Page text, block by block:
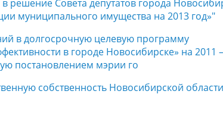
Совета депутатов города
муниципального имущества на 2013 год»"
в долгосрочную целевую программу
в городе Новосибирске» на 2011 –
постановлением мэрии го
собственность Новосибирской области